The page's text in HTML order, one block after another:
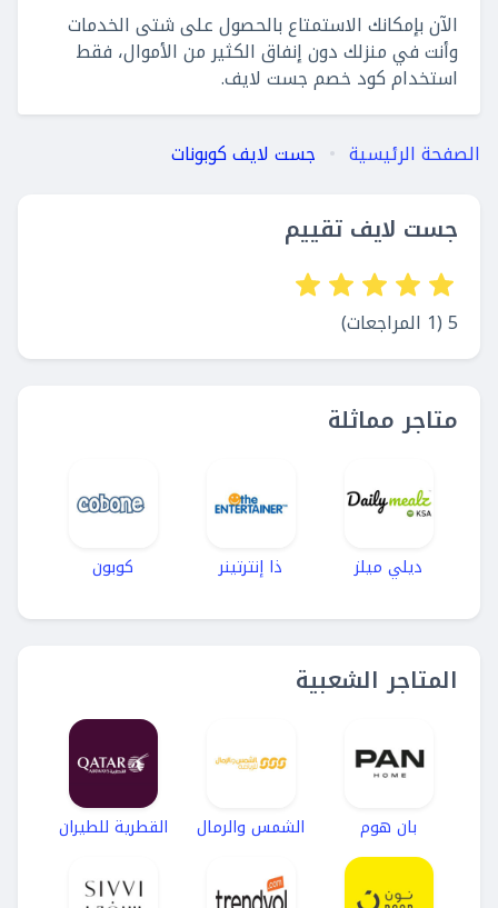
الآن بإمكانك الاستمتاع بالحصول على شتى الخدمات
وأنت في منزلك دون إنفاق الكثير من الأموال، فقط
استخدام كود خصم جست لايف.
الصفحة الرئيسية جست لايف كوبونات
جست لايف تقييم
5 (1 المراجعات)
متاجر مماثلة
ديلي ميلز ذا إنترتينر كوبون
المتاجر الشعبية
بان هوم الشمس والرمال القطرية للطيران